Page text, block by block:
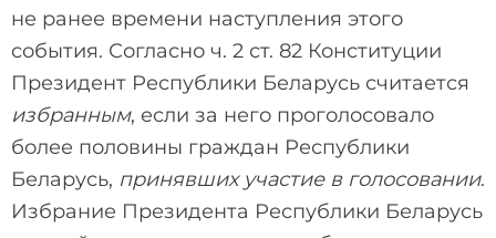
не ранее времени наступления этого
события. Согласно ч. 2 ст. 82 Конституции
Президент Республики Беларусь считается
избранным, если за него проголосовало
более половины граждан Республики
Беларусь, принявших участие в голосовании.
Избрание Президента Республики Беларусь